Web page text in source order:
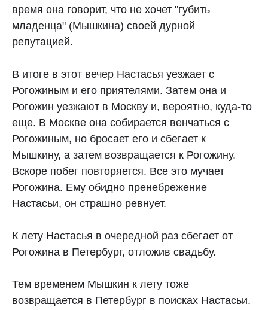
время она говорит, что не хочет "губить
младенца" (Мышкина) своей дурной
репутацией.
В итоге в этот вечер Настасья уезжает с
Рогожиным и его приятелями. Затем она и
Рогожин уезжают в Москву и, вероятно, куда-то
еще. В Москве она собирается венчаться с
Рогожиным, но бросает его и сбегает к
Мышкину, а затем возвращается к Рогожину.
Вскоре побег повторяется. Все это мучает
Рогожина. Ему обидно пренебрежение
Настасьи, он страшно ревнует.
К лету Настасья в очередной раз сбегает от
Рогожина в Петербург, отложив свадьбу.
Тем временем Мышкин к лету тоже
возвращается в Петербург в поисках Настасьи.